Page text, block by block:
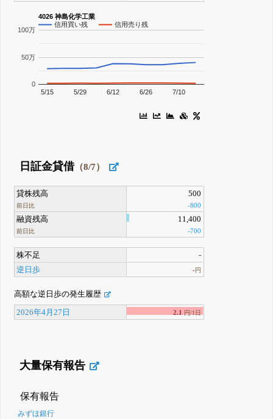
4026 神島化学工業
信用買い残
信用売り残
5/15 5/29 6/12 6/26 7/10
0
50万
100万
日証金貸借（8/7）
貸株残高
前日比
500
-800
融資残高
前日比
11,400
-700
株不足
-
逆日歩
-円
高額な逆日歩の発生履歴
2026年4月27日 2.1 円/1日
大量保有報告
保有報告
みずほ銀行